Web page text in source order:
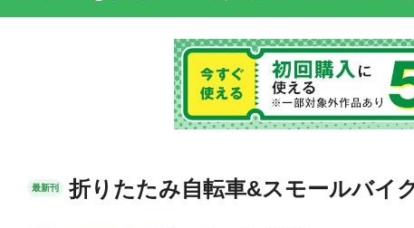
最新刊 折りたたみ自転車&スモールバイ